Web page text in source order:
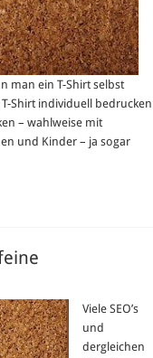
man ein T-Shirt selbst
Shirt individuell bedrucken
– wahlweise mit
und Kinder – ja sogar
Viele SEO’s
und
dergleichen